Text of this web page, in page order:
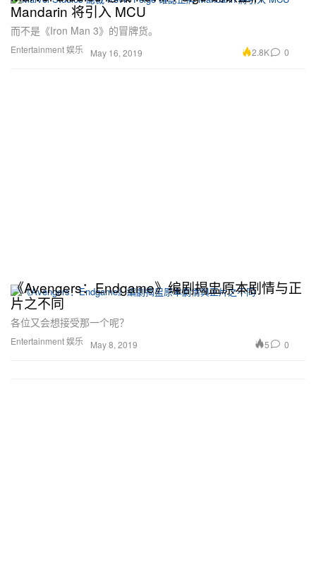
Entertainment 娱乐
Mandarin 将引入 MCU
而不是《Iron Man 3》的冒牌货。
May 16, 2019 2.8K 0
Entertainment 娱乐
《Avengers：Endgame》编剧揭盅原本剧情与正
片之不同
各位又会想接受那一个呢？
May 8, 2019 5 0